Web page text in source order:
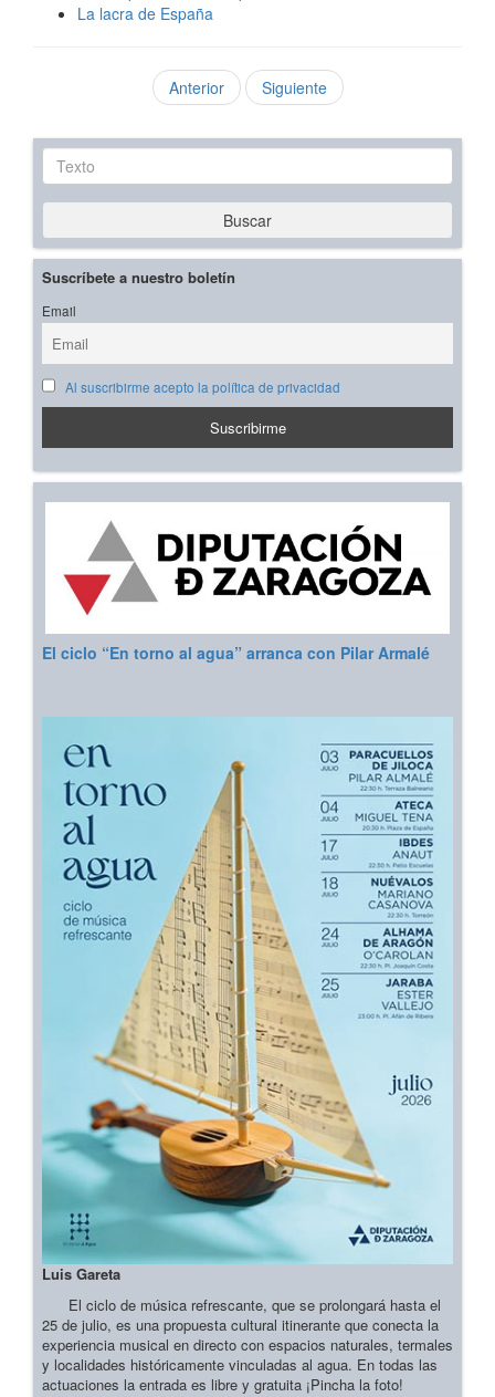
La lacra de España
Anterior Siguiente
Texto
Buscar
Suscríbete a nuestro boletín
Email
Al suscribirme acepto la política de privacidad
El ciclo “En torno al agua” arranca con Pilar Armalé
Luis Gareta
El ciclo de música refrescante, que se prolongará hasta el
25 de julio, es una propuesta cultural itinerante que conecta la
experiencia musical en directo con espacios naturales, termales
y localidades históricamente vinculadas al agua. En todas las
actuaciones la entrada es libre y gratuita ¡Pincha la foto!